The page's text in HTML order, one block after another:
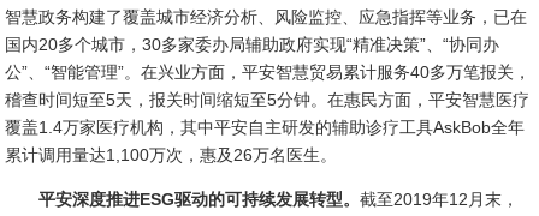
智慧政务构建了覆盖城市经济分析、风险监控、应急指挥等业务，已在
国内20多个城市，30多家委办局辅助政府实现“精准决策”、“协同办
公”、“智能管理”。在兴业方面，平安智慧贸易累计服务40多万笔报关，
稽查时间短至5天，报关时间缩短至5分钟。在惠民方面，平安智慧医疗
覆盖1.4万家医疗机构，其中平安自主研发的辅助诊疗工具AskBob全年
累计调用量达1,100万次，惠及26万名医生。
平安深度推进ESG驱动的可持续发展转型。截至2019年12月末，